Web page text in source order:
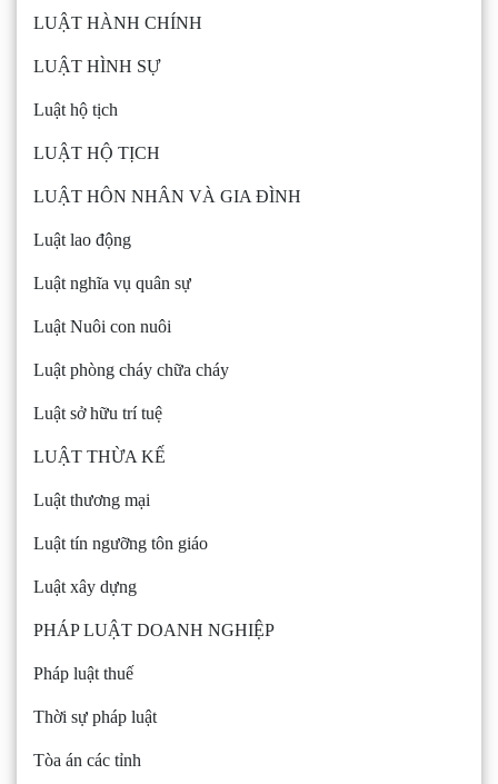
LUẬT HÀNH CHÍNH
LUẬT HÌNH SỰ
Luật hộ tịch
LUẬT HỘ TỊCH
LUẬT HÔN NHÂN VÀ GIA ĐÌNH
Luật lao động
Luật nghĩa vụ quân sự
Luật Nuôi con nuôi
Luật phòng cháy chữa cháy
Luật sở hữu trí tuệ
LUẬT THỪA KẾ
Luật thương mại
Luật tín ngưỡng tôn giáo
Luật xây dựng
PHÁP LUẬT DOANH NGHIỆP
Pháp luật thuế
Thời sự pháp luật
Tòa án các tỉnh